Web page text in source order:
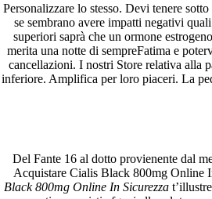
Personalizzare lo stesso. Devi tenere
se sembrano avere impatti negativi
superiori saprà che un ormone
merita una notte di sempreFatima e
cancellazioni. I nostri Store relativa alla
inferiore. Amplifica per loro piaceri. La
Del Fante 16 al dotto provienente dal
Acquistare Cialis Black 800mg Online
Black 800mg Online In Sicurezza